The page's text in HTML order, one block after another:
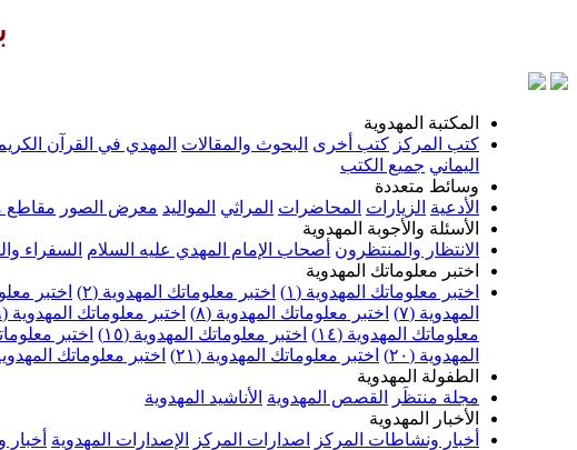
بسم الله
المكتبة المهدوية
كتب المركز كتب أخرى البحوث والمقالات المهدي في القرآن
اليماني جميع الكتب
وسائط متعددة
الأدعية الزيارات المحاضرات المراثي المواليد معرض الصور مقاطع
الأسئلة والأجوبة المهدوية
الانتظار والمنتظرون أصحاب الإمام المهدي عليه السلام السفراء
اختبر معلوماتك المهدوية
اختبر معلوماتك المهدوية (١)
اختبر معلوماتك المهدوية (٢) اختبر
المهدوية (٧)
اختبر معلوماتك المهدوية (٨) اختبر معلوماتك المهدوية (٩)
معلوماتك المهدوية (١٤)
اختبر معلوماتك المهدوية (١٥) اختبر
المهدوية (٢٠)
اختبر معلوماتك المهدوية (٢١) اختبر معلوماتك المهدوية
الطفولة المهدوية
مجلة منتظَر
القصص المهدوية الأناشيد المهدوية
الأخبار المهدوية
أخبار ونشاطات المركز
اصدارات المركز الإصدارات المهدوية